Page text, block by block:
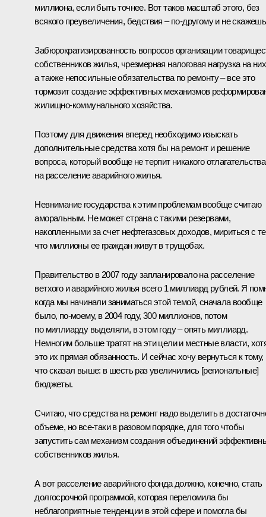
миллиона, если быть точнее. Вот таков масштаб этого, без
всякого преувеличения, бедствия – по‑другому и не
Забюрократизированность вопросов организации
собственников жилья, чрезмерная налоговая нагрузка на
а также непосильные обязательства по ремонту – все это
тормозит создание эффективных механизмов
жилищно-коммунального хозяйства.
Поэтому для движения вперед необходимо изыскать
дополнительные средства хотя бы на ремонт и решение
вопроса, который вообще не терпит никакого
на расселение аварийного жилья.
Невнимание государства к этим проблемам вообще считаю
аморальным. Не может страна с такими резервами,
накопленными за счет нефтегазовых доходов, мириться с
что миллионы ее граждан живут в трущобах.
Правительство в 2007 году запланировало на расселение
ветхого и аварийного жилья всего 1 миллиард рублей. Я
когда мы начинали заниматься этой темой, сначала вообще
было, по‑моему, в 2004 году, 300 миллионов, потом
по миллиарду выделяли, в этом году – опять миллиард.
Немногим больше тратят на эти цели и местные власти,
это их прямая обязанность. И сейчас хочу вернуться к тому,
что сказал выше: в шесть раз увеличились [региональные]
бюджеты.
Считаю, что средства на ремонт надо выделить в
объеме, но все‑таки в разовом порядке, для того чтобы
запустить сам механизм создания объединений
собственников жилья.
А вот расселение аварийного фонда должно, конечно, стать
долгосрочной программой, которая переломила бы
неблагоприятные тенденции в этой сфере и помогла бы